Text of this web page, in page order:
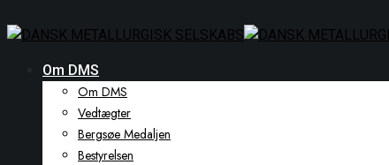
Om DMS
Om DMS
Vedtægter
Bergsøe Medaljen
Bestyrelsen